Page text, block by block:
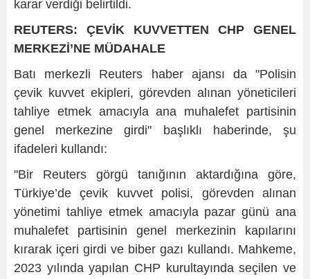
karar verdiği belirtildi.
REUTERS: ÇEVİK KUVVETTEN CHP GENEL
MERKEZİ’NE MÜDAHALE
Batı merkezli Reuters haber ajansı da "Polisin
çevik kuvvet ekipleri, görevden alınan yöneticileri
tahliye etmek amacıyla ana muhalefet partisinin
genel merkezine girdi" başlıklı haberinde, şu
ifadeleri kullandı:
"Bir Reuters görgü tanığının aktardığına göre,
Türkiye’de çevik kuvvet polisi, görevden alınan
yönetimi tahliye etmek amacıyla pazar günü ana
muhalefet partisinin genel merkezinin kapılarını
kırarak içeri girdi ve biber gazı kullandı. Mahkeme,
2023 yılında yapılan CHP kurultayında seçilen ve